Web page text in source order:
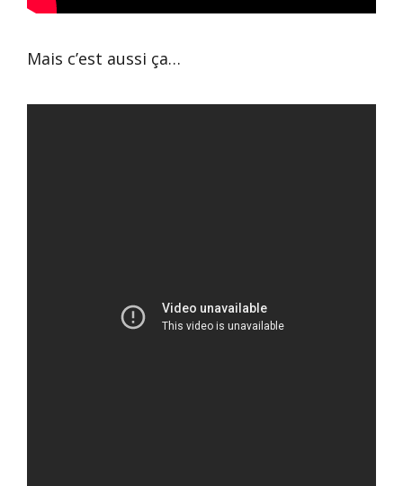
Mais c’est aussi ça…